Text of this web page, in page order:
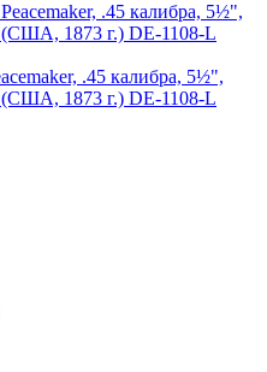
.45 калибра, 5½",
(США, 1873 г.) DE-1108-L